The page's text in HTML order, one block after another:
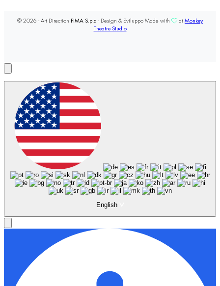
© 2026 - Art Direction FIMA S.p.a - Design & Sviluppo Made with at Monkey
Theatre Studio
English